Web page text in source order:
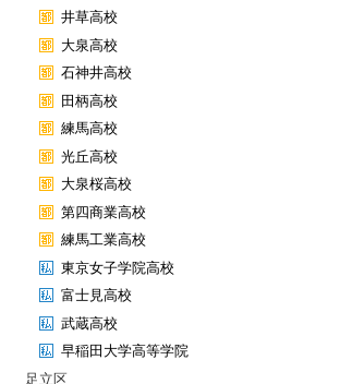
井草高校
大泉高校
石神井高校
田柄高校
練馬高校
光丘高校
大泉桜高校
第四商業高校
練馬工業高校
東京女子学院高校
富士見高校
武蔵高校
早稲田大学高等学院
足立区